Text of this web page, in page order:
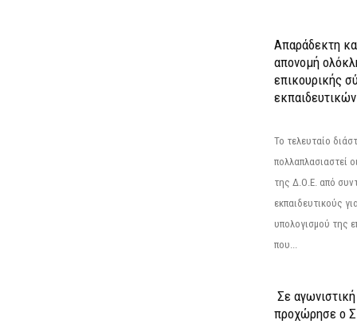
Απαράδεκτη
απονομή
επικουρικής
εκπαιδευτικών
Το τελευταίο
πολλαπλασιαστεί
της Δ.Ο.Ε. από
εκπαιδευτικούς
υπολογισμού της
που...
Σε
προχώρησε ο